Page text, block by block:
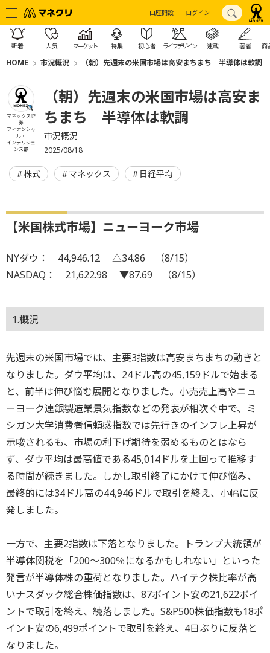
口座開設 ログイン
新着 人気 マーケット 特集 初心者 ライフデザイン 連載 著者 商
HOME 市況概況 （朝）先週末の米国市場は高安まちまち 半導体は軟調
マネックス証
券
フィナンシャ
ル・
インテリジェ
ンス部
（朝）先週末の米国市場は高安ま
ちまち 半導体は軟調
市況概況
2025/08/18
株式 マネックス 日経平均
【米国株式市場】ニューヨーク市場
NYダウ： 44,946.12 △34.86 （8/15）
NASDAQ： 21,622.98 ▼87.69 （8/15）
1.概況
先週末の米国市場では、主要3指数は高安まちまちの動きと
なりました。ダウ平均は、24ドル高の45,159ドルで始まる
と、前半は伸び悩む展開となりました。小売売上高やニュ
ーヨーク連銀製造業景気指数などの発表が相次ぐ中で、ミ
シガン大学消費者信頼感指数では先行きのインフレ上昇が
示唆されるも、市場の利下げ期待を弱めるものとはなら
ず、ダウ平均は最高値である45,014ドルを上回って推移す
る時間が続きました。しかし取引終了にかけて伸び悩み、
最終的には34ドル高の44,946ドルで取引を終え、小幅に反
発しました。
一方で、主要2指数は下落となりました。トランプ大統領が
半導体関税を「200～300％になるかもしれない」といった
発言が半導体株の重荷となりました。ハイテク株比率が高
いナスダック総合株価指数は、87ポイント安の21,622ポイ
ントで取引を終え、続落しました。S&P500株価指数も18ポ
イント安の6,499ポイントで取引を終え、4日ぶりに反落と
なりました。